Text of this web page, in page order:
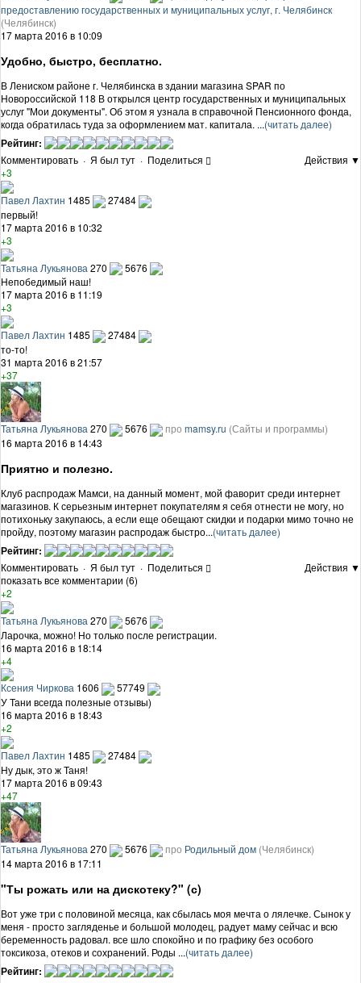
предоставлению государственных и муниципальных услуг, г. Челябинск
(Челябинск)
17 марта 2016 в 10:09
Удобно, быстро, бесплатно.
В Лениском районе г. Челябинска в здании магазина SPAR по
Новороссийской 118 В открылся центр государственных и муниципальных
услуг "Мои документы". Об этом я узнала в справочной Пенсионного фонда,
когда обратилась туда за оформлением мат. капитала. ...(читать далее)
Рейтинг:
Комментировать · Я был тут · Поделиться
Действия ▼
+3
Павел Лахтин 1485
27484
первый!
17 марта 2016 в 10:32
+3
Татьяна Лукьянова 270
5676
Непобедимый наш!
17 марта 2016 в 11:19
+3
Павел Лахтин 1485
27484
то-то!
31 марта 2016 в 21:57
+37
Татьяна Лукьянова 270 5676 про mamsy.ru (Сайты и программы)
16 марта 2016 в 14:43
Приятно и полезно.
Клуб распродаж Мамси, на данный момент, мой фаворит среди интернет
магазинов. К серьезным интернет покупателям я себя отнести не могу, но
потихоньку закупаюсь, а если еще обещают скидки и подарки мимо точно не
пройду, поэтому магазин распродаж быстро...(читать далее)
Рейтинг:
Комментировать · Я был тут · Поделиться
Действия ▼
показать все комментарии (6)
+2
Татьяна Лукьянова 270
5676
Ларочка, можно! Но только после регистрации.
16 марта 2016 в 18:14
+4
Ксения Чиркова 1606
57749
У Тани всегда полезные отзывы)
16 марта 2016 в 18:43
+2
Павел Лахтин 1485
27484
Ну дык, это ж Таня!
17 марта 2016 в 09:43
+47
Татьяна Лукьянова 270 5676 про Родильный дом (Челябинск)
14 марта 2016 в 17:11
"Ты рожать или на дискотеку?" (с)
Вот уже три с половиной месяца, как сбылась моя мечта о лялечке. Сынок у
меня - просто загляденье и большой молодец, радует маму сейчас и всю
беременность радовал. все шло спокойно и по графику без особого
токсикоза, отеков и сохранений. Роды ...(читать далее)
Рейтинг: